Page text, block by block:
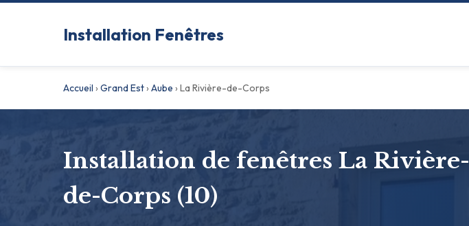
Installation Fenêtres
Accueil ›Grand Est›Aube ›La Rivière-de-Corps
Installation de fenêtres La Rivière-
de-Corps (10)